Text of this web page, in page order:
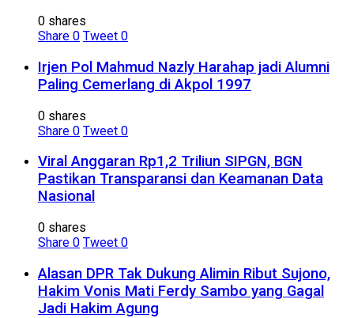
0 shares
Share 0 Tweet 0
Irjen Pol Mahmud Nazly Harahap jadi Alumni
Paling Cemerlang di Akpol 1997
0 shares
Share 0 Tweet 0
Viral Anggaran Rp1,2 Triliun SIPGN, BGN
Pastikan Transparansi dan Keamanan Data
Nasional
0 shares
Share 0 Tweet 0
Alasan DPR Tak Dukung Alimin Ribut Sujono,
Hakim Vonis Mati Ferdy Sambo yang Gagal
Jadi Hakim Agung